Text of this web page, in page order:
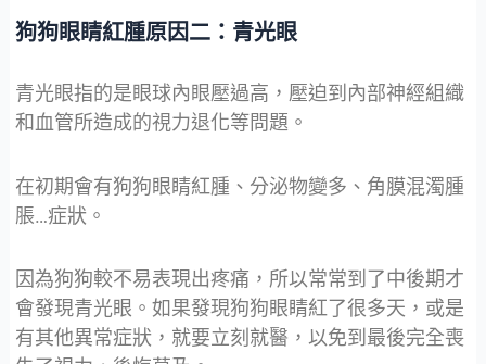
狗狗眼睛紅腫原因二：青光眼
青光眼指的是眼球內眼壓過高，壓迫到內部神經組織
和血管所造成的視力退化等問題。
在初期會有狗狗眼睛紅腫、分泌物變多、角膜混濁腫
脹…症狀。
因為狗狗較不易表現出疼痛，所以常常到了中後期才
會發現青光眼。如果發現狗狗眼睛紅了很多天，或是
有其他異常症狀，就要立刻就醫，以免到最後完全喪